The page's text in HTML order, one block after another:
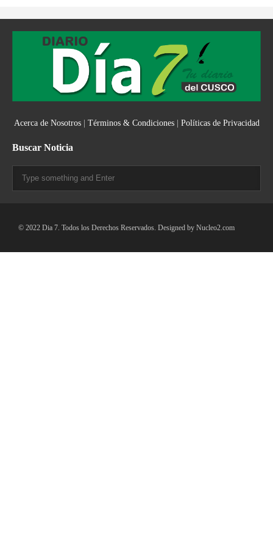
Acerca de Nosotros| Términos & Condiciones| Políticas de Privacidad
Buscar Noticia
© 2022 Dia 7. Todos los Derechos Reservados. Designed by Nucleo2.com